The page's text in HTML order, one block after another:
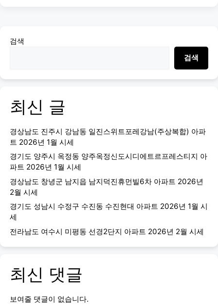
검색
검색
최신 글
경상남도 진주시 강남동 일진스위트포레강남(주상복합) 아파
트 2026년 1월 시세
경기도 양주시 옥정동 양주옥정신도시디에트르프레스티지 아
파트 2026년 1월 시세
경상남도 창녕군 남지읍 남지덕진휴먼빌6차 아파트 2026년
2월 시세
경기도 성남시 수정구 수진동 수진현대 아파트 2026년 1월 시
세
전라남도 여수시 미평동 선경2단지 아파트 2026년 2월 시세
최신 댓글
보여줄 댓글이 없습니다.